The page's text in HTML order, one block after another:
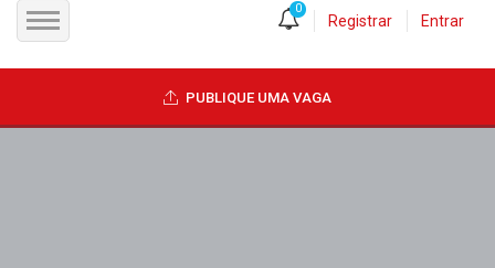
CANDIDATOS
0
Registrar Entrar
PUBLIQUE UMA VAGA